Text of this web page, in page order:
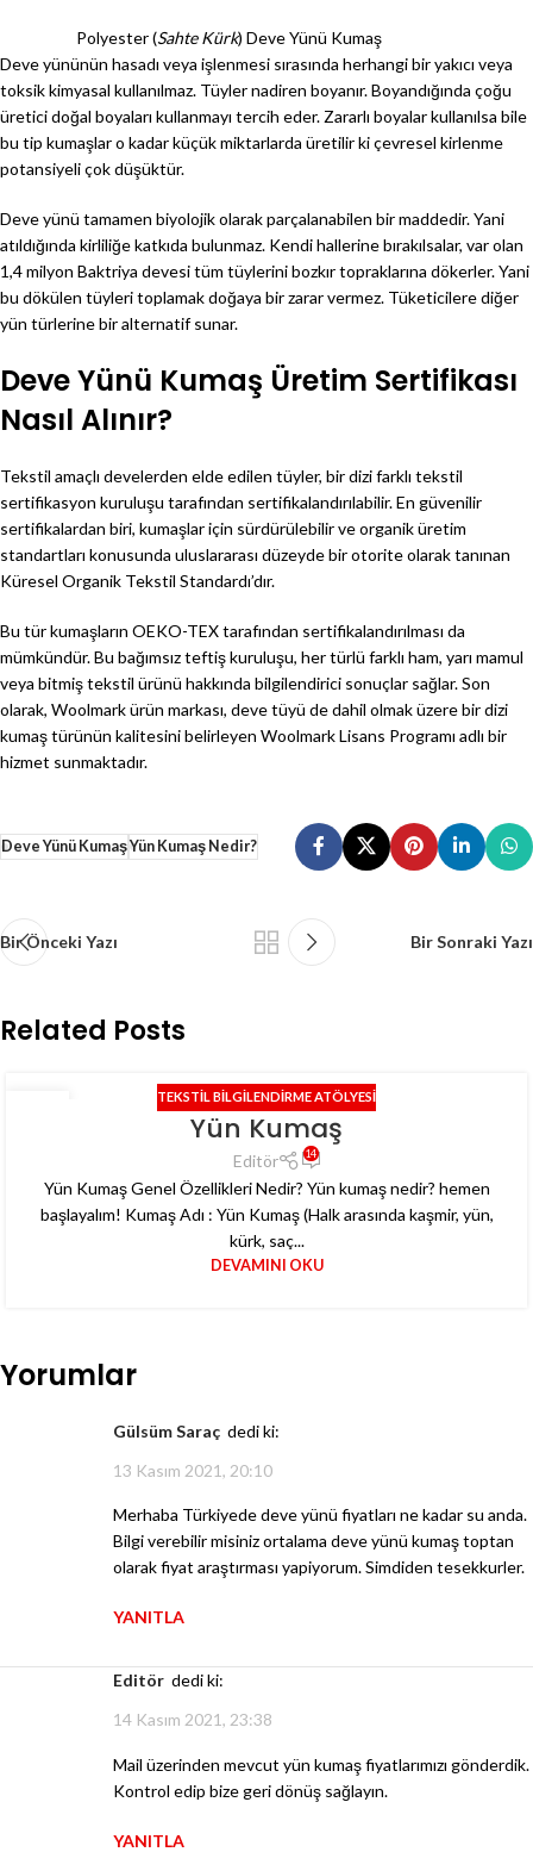
Polyester (Sahte Kürk) Deve Yünü Kumaş
Deve yününün hasadı veya işlenmesi sırasında herhangi bir yakıcı veya
toksik kimyasal kullanılmaz. Tüyler nadiren boyanır. Boyandığında çoğu
üretici doğal boyaları kullanmayı tercih eder. Zararlı boyalar kullanılsa bile
bu tip kumaşlar o kadar küçük miktarlarda üretilir ki çevresel kirlenme
potansiyeli çok düşüktür.
Deve yünü tamamen biyolojik olarak parçalanabilen bir maddedir. Yani
atıldığında kirliliğe katkıda bulunmaz. Kendi hallerine bırakılsalar, var olan
1,4 milyon Baktriya devesi tüm tüylerini bozkır topraklarına dökerler. Yani
bu dökülen tüyleri toplamak doğaya bir zarar vermez. Tüketicilere diğer
yün türlerine bir alternatif sunar.
Deve Yünü Kumaş Üretim Sertifikası
Nasıl Alınır?
Tekstil amaçlı develerden elde edilen tüyler, bir dizi farklı tekstil
sertifikasyon kuruluşu tarafından sertifikalandırılabilir. En güvenilir
sertifikalardan biri, kumaşlar için sürdürülebilir ve organik üretim
standartları konusunda uluslararası düzeyde bir otorite olarak tanınan
Küresel Organik Tekstil Standardı’dır.
Bu tür kumaşların OEKO-TEX tarafından sertifikalandırılması da
mümkündür. Bu bağımsız teftiş kuruluşu, her türlü farklı ham, yarı mamul
veya bitmiş tekstil ürünü hakkında bilgilendirici sonuçlar sağlar. Son
olarak, Woolmark ürün markası, deve tüyü de dahil olmak üzere bir dizi
kumaş türünün kalitesini belirleyen Woolmark Lisans Programı adlı bir
hizmet sunmaktadır.
Deve Yünü KumaşYün Kumaş Nedir?
Bir Önceki Yazı Bir Sonraki Yazı
Related Posts
TEKSTIL BILGILENDIRME ATÖLYESI
Yün Kumaş
Editör 14
Yün Kumaş Genel Özellikleri Nedir? Yün kumaş nedir? hemen
başlayalım! Kumaş Adı : Yün Kumaş (Halk arasında kaşmir, yün,
kürk, saç...
DEVAMINI OKU
Yorumlar
Gülsüm Saraç dedi ki:
13 Kasım 2021, 20:10
Merhaba Türkiyede deve yünü fiyatları ne kadar su anda.
Bilgi verebilir misiniz ortalama deve yünü kumaş toptan
olarak fiyat araştırması yapiyorum. Simdiden tesekkurler.
YANITLA
Editör dedi ki:
14 Kasım 2021, 23:38
Mail üzerinden mevcut yün kumaş fiyatlarımızı gönderdik.
Kontrol edip bize geri dönüş sağlayın.
YANITLA